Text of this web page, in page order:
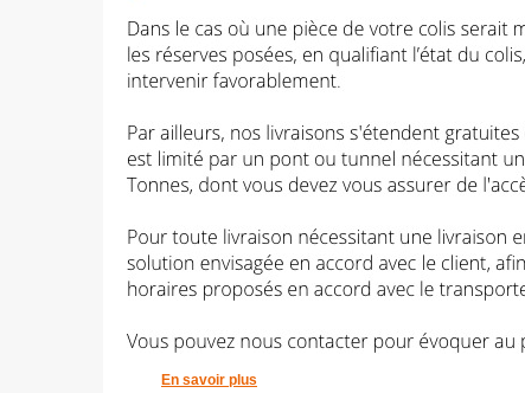
En savoir plus